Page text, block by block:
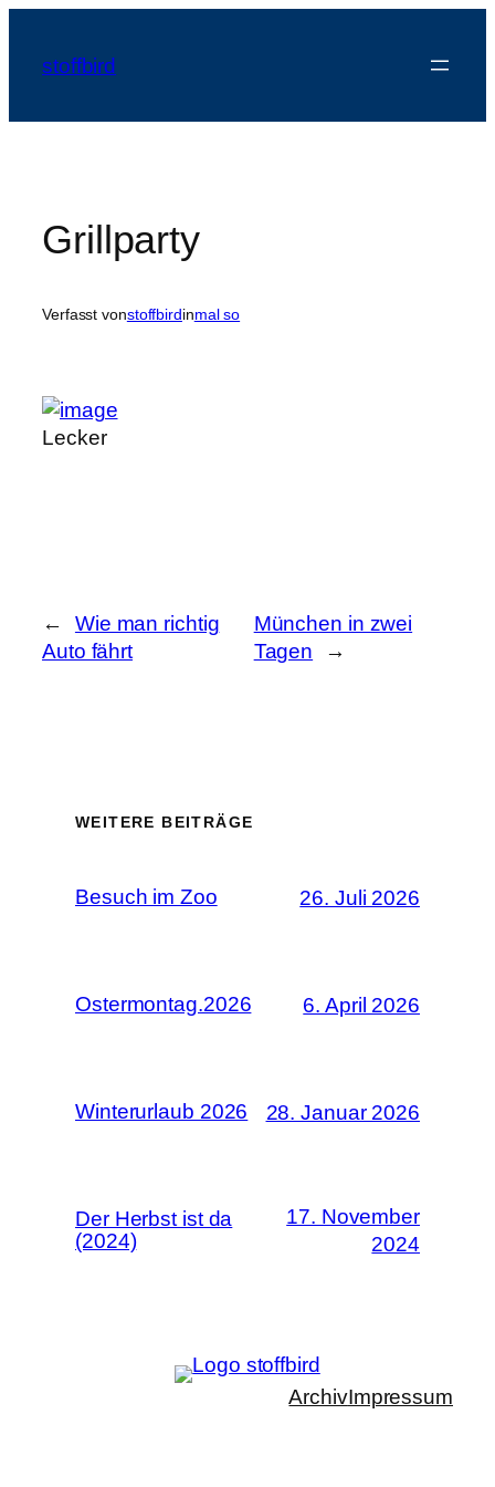
springen
stoffbird
Grillparty
Verfasst vonstoffbirdinmal so
Lecker
←
Wie man richtig
Auto fährt
München in zwei
Tagen
→
WEITERE BEITRÄGE
Besuch im Zoo 26. Juli 2026
Ostermontag.2026 6. April 2026
Winterurlaub 2026 28. Januar 2026
Der Herbst ist da
(2024)
17. November
2024
ArchivImpressum